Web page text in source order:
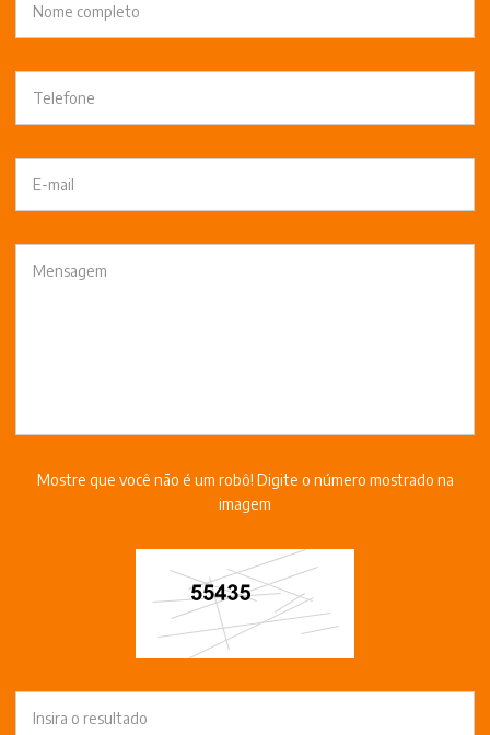
Mostre que você não é um robô! Digite o número mostrado na
imagem